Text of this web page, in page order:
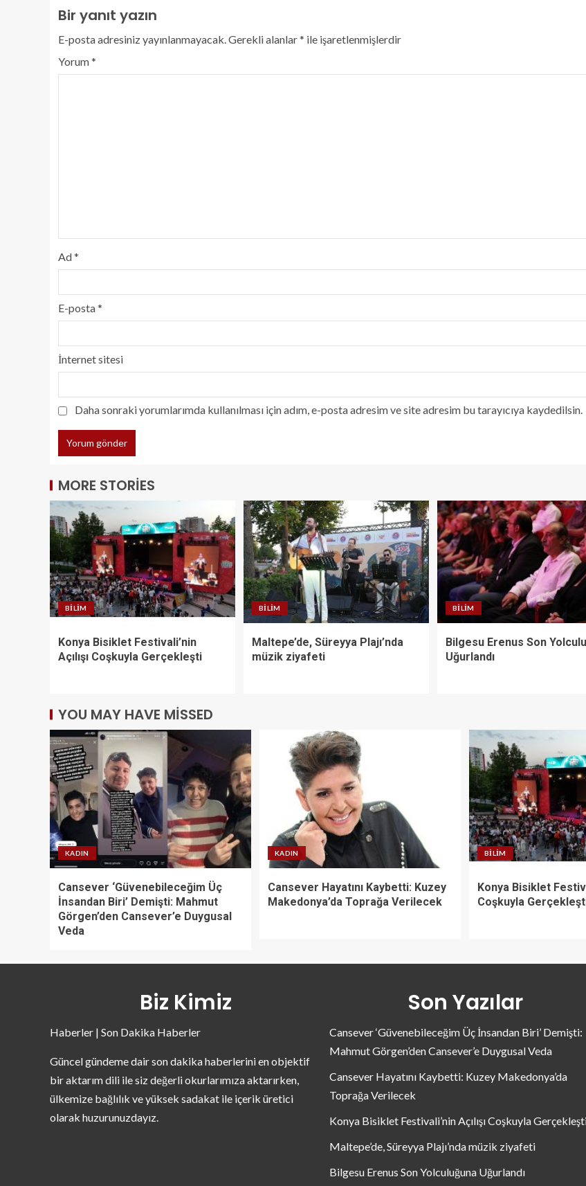
Bir yanıt yazın
E-posta adresiniz yayınlanmayacak.Gerekli alanlar* ile işaretlenmişlerdir
Yorum*
Ad*
E-posta*
İnternet sitesi
Daha sonraki yorumlarımda kullanılması için adım, e-posta adresim ve site adresim bu tarayıcıya kaydedilsin.
MORE STORIES
BILIM
Konya Bisiklet Festivali’nin
Açılışı Coşkuyla Gerçekleşti
BILIM
Maltepe’de, Süreyya Plajı’nda
müzik ziyafeti
BILIM
Bilgesu Erenus Son
Uğurlandı
YOU MAY HAVE MISSED
KADIN
Cansever ‘Güvenebileceğim Üç
İnsandan Biri’ Demişti: Mahmut
Görgen’den Cansever’e Duygusal
Veda
KADIN
Cansever Hayatını Kaybetti: Kuzey
Makedonya’da Toprağa Verilecek
BILIM
Konya Bisiklet
Coşkuyla
Biz Kimiz
Haberler | Son Dakika Haberler
Güncel gündeme dair son dakika haberlerini en objektif
bir aktarım dili ile siz değerli okurlarımıza aktarırken,
ülkemize bağlılık ve yüksek sadakat ile içerik üretici
olarak huzurunuzdayız.
Son Yazılar
Cansever ‘Güvenebileceğim Üç İnsandan Biri’ Demişti:
Mahmut Görgen’den Cansever’e Duygusal Veda
Cansever Hayatını Kaybetti: Kuzey Makedonya’da
Toprağa Verilecek
Konya Bisiklet Festivali’nin Açılışı Coşkuyla
Maltepe’de, Süreyya Plajı’nda müzik ziyafeti
Bilgesu Erenus Son Yolculuğuna Uğurlandı